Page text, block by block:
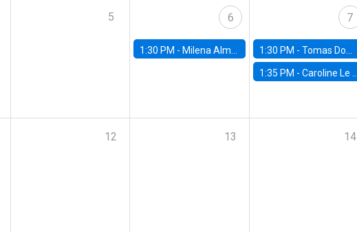
5 6
1:30 PM - Milena Almagro, University of ChicagoChicago Booth School of Business
7
1:30 PM -Tomas Dominguez-Iino, Chicago Booth School of Business
1:35 PM -Caroline Le Pennec, HEC Montréal
12 13 14